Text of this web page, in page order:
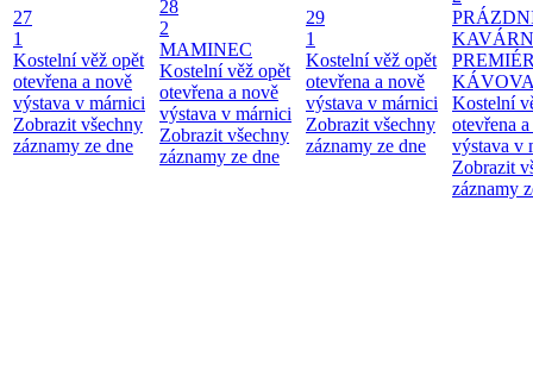
27
1
Kostelní věž opět
otevřena a nově
výstava v márnici
Zobrazit všechny
záznamy ze dne
28
2
MAMINEC
Kostelní věž opět
otevřena a nově
výstava v márnici
Zobrazit všechny
záznamy ze dne
29
1
Kostelní věž opět
otevřena a nově
výstava v márnici
Zobrazit všechny
záznamy ze dne
Kostelní
otevřena
výstava v
Zobrazit
záznamy